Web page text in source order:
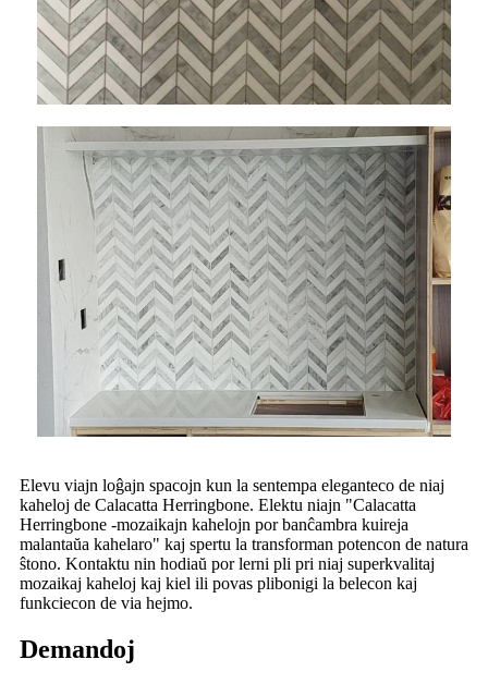
Elevu viajn loĝajn spacojn kun la sentempa eleganteco de niaj
kaheloj de Calacatta Herringbone. Elektu niajn "Calacatta
Herringbone -mozaikajn kahelojn por banĉambra kuireja
malantaŭa kahelaro" kaj spertu la transforman potencon de natura
ŝtono. Kontaktu nin hodiaŭ por lerni pli pri niaj superkvalitaj
mozaikaj kaheloj kaj kiel ili povas plibonigi la belecon kaj
funkciecon de via hejmo.
Demandoj